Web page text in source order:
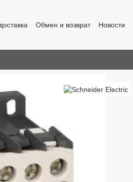
Обмен и возврат Новости